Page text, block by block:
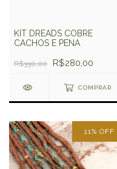
KIT DREADS COBRE
CACHOS E PENA
R$330,00 R$280,00
COMPRAR
11% OFF